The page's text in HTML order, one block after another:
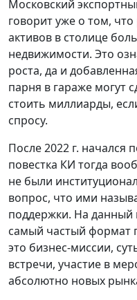
Московский
говорит уже о том,
активов в столице
недвижимости. Это
роста, да и
парня в гараже могут
стоить миллиарды,
спросу.
После 2022 г. начался
повестка КИ тогда
не были
вопрос, что ими
поддержки. На данный
самый частый формат
это бизнес-миссии,
встречи, участие в
абсолютно новых